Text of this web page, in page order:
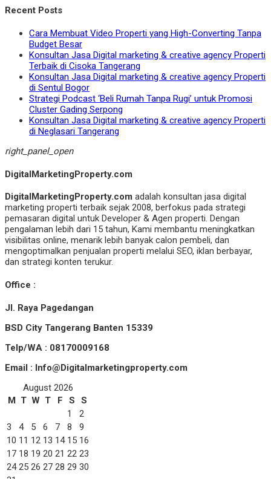
Recent Posts
Cara Membuat Video Properti yang High-Converting Tanpa
Budget Besar
Konsultan Jasa Digital marketing & creative agency Properti
Terbaik di Cisoka Tangerang
Konsultan Jasa Digital marketing & creative agency Properti
di Sentul Bogor
Strategi Podcast ‘Beli Rumah Tanpa Rugi’ untuk Promosi
Cluster Gading Serpong
Konsultan Jasa Digital marketing & creative agency Properti
di Neglasari Tangerang
right_panel_open
DigitalMarketingProperty.com
DigitalMarketingProperty.com adalah konsultan jasa digital
marketing properti terbaik sejak 2008, berfokus pada strategi
pemasaran digital untuk Developer & Agen properti. Dengan
pengalaman lebih dari 15 tahun, Kami membantu meningkatkan
visibilitas online, menarik lebih banyak calon pembeli, dan
mengoptimalkan penjualan properti melalui SEO, iklan berbayar,
dan strategi konten terukur.
Office :
Jl. Raya Pagedangan
BSD City Tangerang Banten 15339
Telp/WA : 08170009168
Email : Info@Digitalmarketingproperty.com
August 2026
M
T W T F S
S
1
2
3
4 5 6 7 8
9
10 11 12 13 14 15 16
17 18 19 20 21 22 23
24 25 26 27 28 29 30